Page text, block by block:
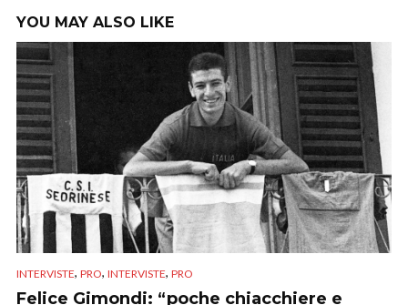
YOU MAY ALSO LIKE
INTERVISTE, PRO, INTERVISTE, PRO
Felice Gimondi: “poche chiacchiere e